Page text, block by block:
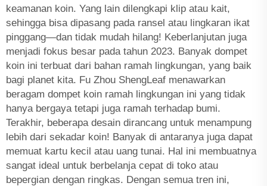
keamanan koin. Yang lain dilengkapi klip atau kait,
sehingga bisa dipasang pada ransel atau lingkaran ikat
pinggang—dan tidak mudah hilang! Keberlanjutan juga
menjadi fokus besar pada tahun 2023. Banyak dompet
koin ini terbuat dari bahan ramah lingkungan, yang baik
bagi planet kita. Fu Zhou ShengLeaf menawarkan
beragam dompet koin ramah lingkungan ini yang tidak
hanya bergaya tetapi juga ramah terhadap bumi.
Terakhir, beberapa desain dirancang untuk menampung
lebih dari sekadar koin! Banyak di antaranya juga dapat
memuat kartu kecil atau uang tunai. Hal ini membuatnya
sangat ideal untuk berbelanja cepat di toko atau
bepergian dengan ringkas. Dengan semua tren ini,